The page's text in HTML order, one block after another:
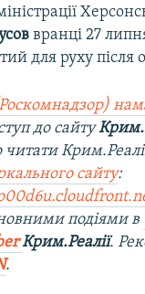
вранці 27
для руху після
до сайту
сайту:
подіями в
Крим.Реалії.
.